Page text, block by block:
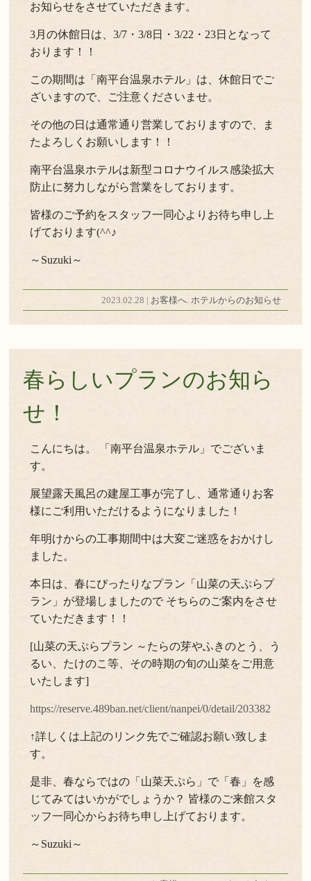
お知らせをさせていただきます。
3月の休館日は、3/7・3/8日・3/22・23日となって
おります！！
この期間は「南平台温泉ホテル」は、休館日でご
ざいますので、ご注意くださいませ。
その他の日は通常通り営業しておりますので、ま
たよろしくお願いします！！
南平台温泉ホテルは新型コロナウイルス感染拡大
防止に努力しながら営業をしております。
皆様のご予約をスタッフ一同心よりお待ち申し上
げております(^^♪
～Suzuki～
2023.02.28 | お客様へ. ホテルからのお知らせ
春らしいプランのお知ら
せ！
こんにちは。 「南平台温泉ホテル」でございま
す。
展望露天風呂の建屋工事が完了し、通常通りお客
様にご利用いただけるようになりました！
年明けからの工事期間中は大変ご迷惑をおかけし
ました。
本日は、春にぴったりなプラン「山菜の天ぷらプ
ラン」が登場しましたので そちらのご案内をさせ
ていただきます！！
[山菜の天ぷらプラン ～たらの芽やふきのとう、う
るい、たけのこ等、その時期の旬の山菜をご用意
いたします]
https://reserve.489ban.net/client/nanpei/0/detail/203382
↑詳しくは上記のリンク先でご確認お願い致しま
す。
是非、春ならではの「山菜天ぷら」で「春」を感
じてみてはいかがでしょうか？ 皆様のご来館スタ
ッフ一同心からお待ち申し上げております。
～Suzuki～